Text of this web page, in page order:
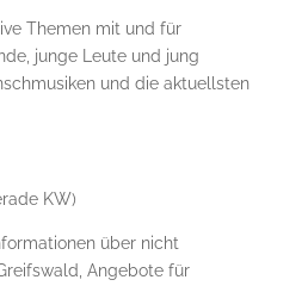
Themen mit und für
junge Leute und jung
und die aktuellsten
KW)
über nicht
Angebote für